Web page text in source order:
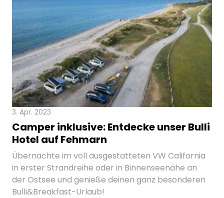
3. Apr. 2023
Camper inklusive: Entdecke unser Bulli
Hotel auf Fehmarn
Übernachte im voll ausgestatteten VW California
in erster Strandreihe oder in Binnenseenähe an
der Ostsee und genieße deinen ganz besonderen
Bulli&Breakfast-Urlaub!